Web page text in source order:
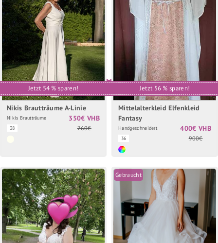
Jetzt 54 % sparen!
Nikis Brautträume A-Linie
Nikis Brautträume
38
350€ VHB
760€
Jetzt 56 % sparen!
Mittelalterkleid Elfenkleid
Fantasy
Handgeschneidert
36
400€ VHB
900€
Gebraucht